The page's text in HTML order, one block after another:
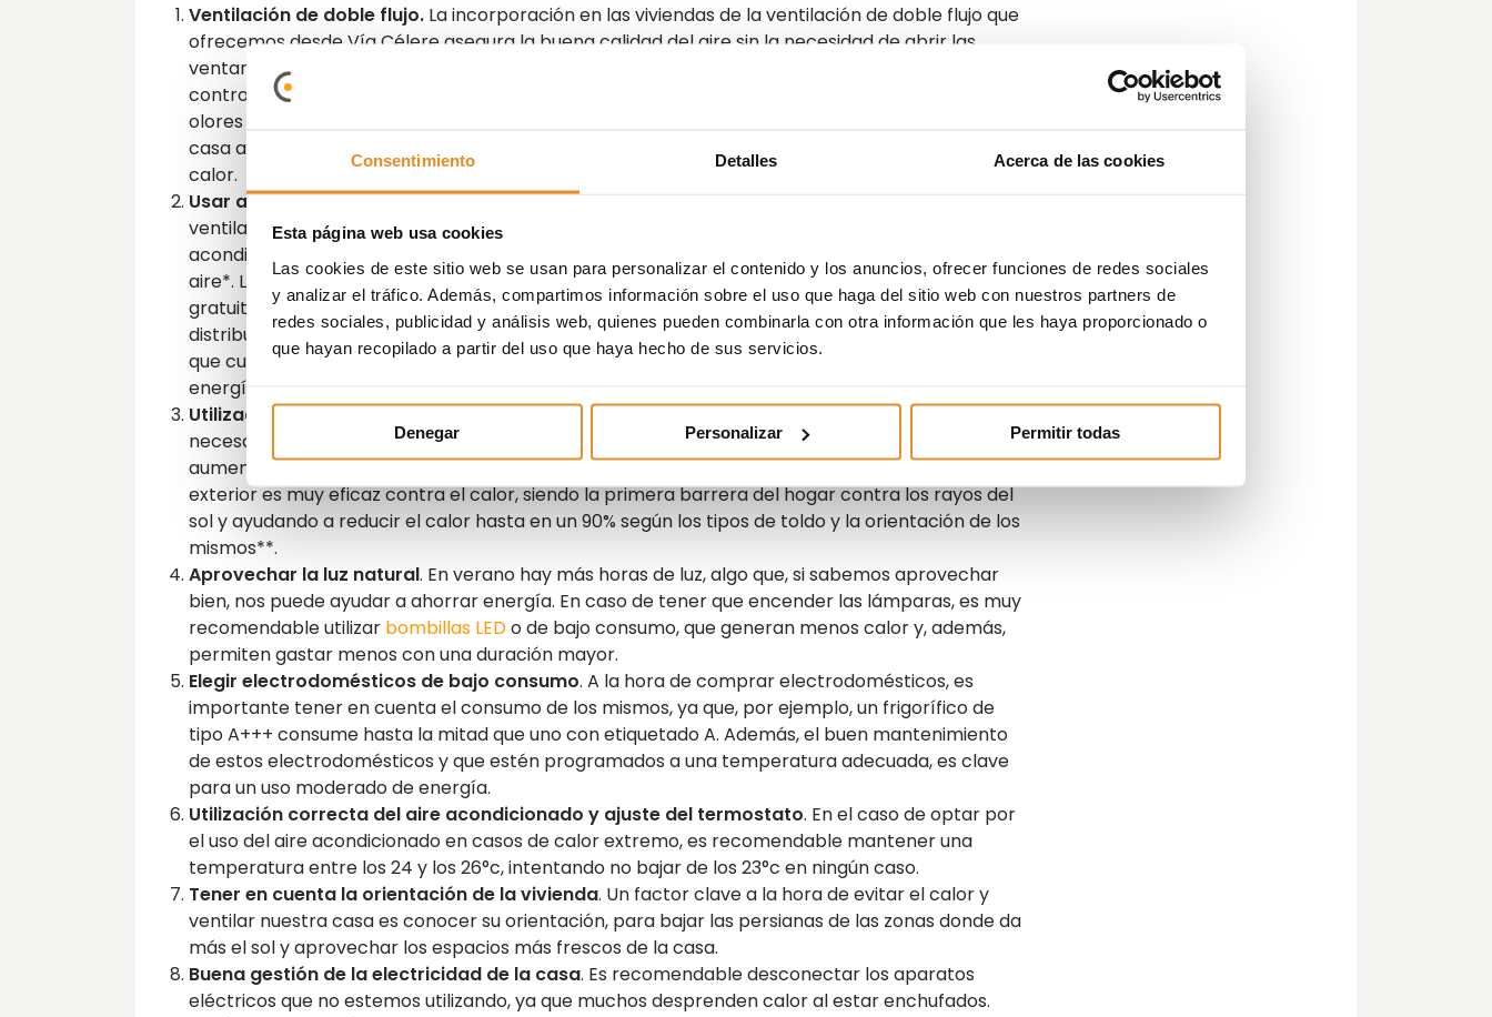
Consentimiento Detalles Acerca de las cookies
Esta página web usa cookies
Las cookies de este sitio web se usan para personalizar el contenido y los anuncios, ofrecer funciones de redes sociales
y analizar el tráfico. Además, compartimos información sobre el uso que haga del sitio web con nuestros partners de
redes sociales, publicidad y análisis web, quienes pueden combinarla con otra información que les haya proporcionado o
que hayan recopilado a partir del uso que haya hecho de sus servicios.
Denegar Personalizar Permitir todas
Ventilación de doble flujo. La incorporación en las viviendas de la ventilación de doble flujo que
ofrecemos desde Vía Célere asegura la buena calidad del aire sin la necesidad de abrir las
ventanas y evitando que entre el calor de fuera. Este sistema permite una ventilación
controlada y continua mediante extracción e impulsión, filtra el aire y evita la acumulación de
olores y gases tóxicos. En caso de no contar con esta tecnología, es recomendable ventilar la
casa a primera hora del día o por la noche, evitando las horas del mediodía cuando hace más
calor.
Usar alternativas de climatización al aire acondicionado
ventiladores de techo o de pared, cuyo consumo de electricidad es muy inferior al del aire
acondicionado y ayudan a disminuir la temperatura entre 3 y 5 grados con el movimiento del
aire*. La apuesta por la geotermia, la energía contenida en el subsuelo, es una energía limpia,
gratuita y, por supuesto, renovable, queenVía Célere complementamos con un sistema de
distribución de refrigeración mediante suelo radiante/refrescante con agua. Otra opción con la
que cuentan algunas de nuestras promociones es laaerotermia, tecnología que utiliza la
energía del aire para generar refrigeración.
Utilización de cortinas y persianas. Durante las horas de mayor exposición del sol es
necesario bajar las persianas y correr las cortinas para evitar que la temperatura interior
aumente sin tener que usar la electricidad ni el aire acondicionado. Además, el uso del toldo
exterior es muy eficaz contra el calor, siendo la primera barrera del hogar contra los rayos del
sol y ayudando a reducir el calor hasta en un 90% según los tipos de toldo y la orientación de los
mismos**.
Aprovechar la luz natural. En verano hay más horas de luz, algo que, si sabemos aprovechar
bien, nos puede ayudar a ahorrar energía. En caso de tener que encender las lámparas, es muy
recomendable utilizar bombillas LEDo de bajo consumo, que generan menos calor y, además,
permiten gastar menos con una duración mayor.
Elegir electrodomésticos de bajo consumo. A la hora de comprar electrodomésticos, es
importante tener en cuenta el consumo de los mismos, ya que, por ejemplo, un frigorífico de
tipo A+++ consume hasta la mitad que uno con etiquetado A. Además, el buen mantenimiento
de estos electrodomésticos y que estén programados a una temperatura adecuada, es clave
para un uso moderado de energía.
Utilización correcta del aire acondicionado y ajuste del termostato. En el caso de optar por
el uso del aire acondicionado en casos de calor extremo, es recomendable mantener una
temperatura entre los 24 y los 26°c, intentando no bajar de los 23°c en ningún caso.
Tener en cuenta la orientación de la vivienda. Un factor clave a la hora de evitar el calor y
ventilar nuestra casa es conocer su orientación, para bajar las persianas de las zonas donde da
más el sol y aprovechar los espacios más frescos de la casa.
Buena gestión de la electricidad de la casa. Es recomendable desconectar los aparatos
eléctricos que no estemos utilizando, ya que muchos desprenden calor al estar enchufados.